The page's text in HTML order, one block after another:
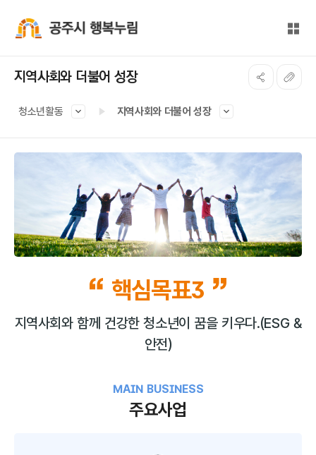
전체
지역사회와 더불어 성장
청소년활동 지역사회와 더불어 성장
핵심목표3
지역사회와 함께 건강한 청소년이 꿈을 키우다.(ESG &
안전)
MAIN BUSINESS
주요사업